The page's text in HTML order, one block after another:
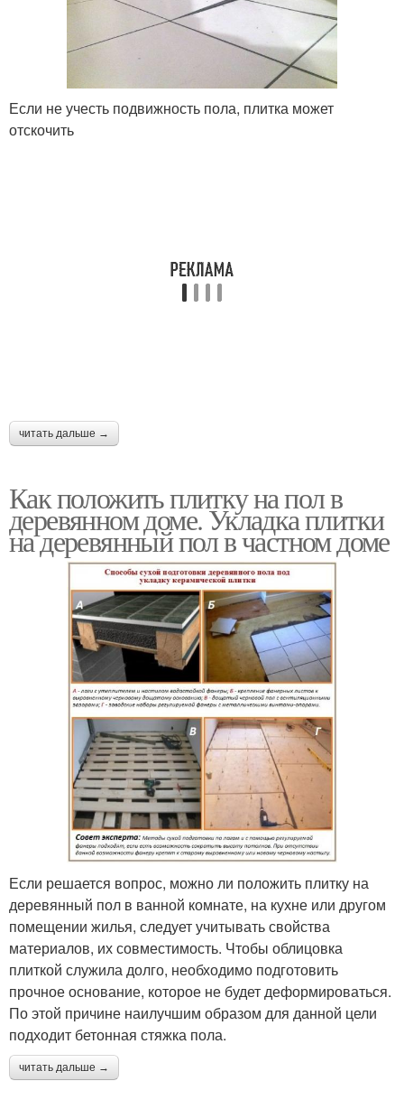
Если не учесть подвижность пола, плитка может
отскочить
читать дальше →
Как положить плитку на пол в
деревянном доме. Укладка плитки
на деревянный пол в частном доме
Если решается вопрос, можно ли положить плитку на
деревянный пол в ванной комнате, на кухне или другом
помещении жилья, следует учитывать свойства
материалов, их совместимость. Чтобы облицовка
плиткой служила долго, необходимо подготовить
прочное основание, которое не будет деформироваться.
По этой причине наилучшим образом для данной цели
подходит бетонная стяжка пола.
читать дальше →